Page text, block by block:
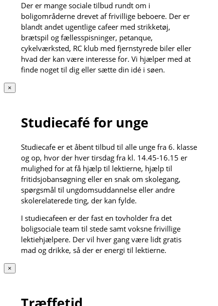
Der er mange sociale tilbud rundt om i
boligområderne drevet af frivillige beboere. Der er
blandt andet ugentlige cafeer med strikketøj,
brætspil og fællesspisninger, petanque,
cykelværksted, RC klub med fjernstyrede biler eller
hvad der kan være interesse for. Vi hjælper med at
finde noget til dig eller sætte din idé i søen.
×
Studiecafé for unge
Studiecafe er et åbent tilbud til alle unge fra 6. klasse
og op, hvor der hver tirsdag fra kl. 14.45-16.15 er
mulighed for at få hjælp til lektierne, hjælp til
fritidsjobansøgning eller en snak om skolegang,
spørgsmål til ungdomsuddannelse eller andre
skolerelaterede ting, der kan fylde.
I studiecafeen er der fast en tovholder fra det
boligsociale team til stede samt voksne frivillige
lektiehjælpere. Der vil hver gang være lidt gratis
mad og drikke, så der er energi til lektierne.
×